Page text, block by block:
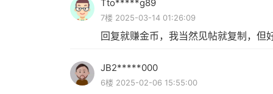
Tto*****g89
7楼 2025-03-14 01:26:09
回复就赚金币，我当然见帖就复制，但
JB2*****000
6楼 2025-02-06 15:55:00